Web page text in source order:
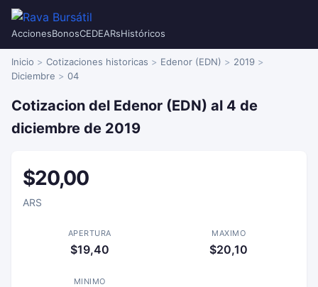
AccionesBonosCEDEARsHistóricos
Inicio Cotizaciones historicas Edenor (EDN)
2019
Diciembre
04
Cotizacion del Edenor (EDN) al 4 de
diciembre de 2019
$20,00
ARS
APERTURA
$19,40
MAXIMO
$20,10
MINIMO